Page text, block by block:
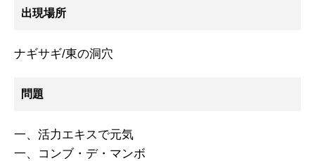
出現場所
ナギサギ/東の洞穴
問題
一、活力エキスで元気
一、コンブ・デ・マンボ